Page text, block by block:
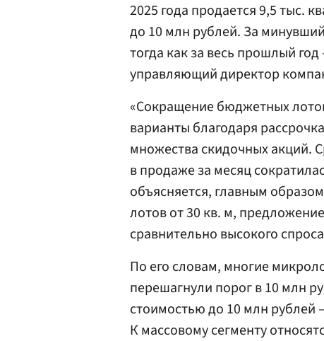
2025 года продается 9,5 тыс.
до 10 млн рублей. За
тогда как за весь прошлый год
управляющий директор
«Сокращение бюджетных
варианты благодаря
множества скидочных
в продаже за месяц
объясняется, главным
лотов от 30 кв. м,
сравнительно высокого
По его словам, многие
перешагнули порог в 10 млн
стоимостью до 10 млн рублей
К массовому сегменту